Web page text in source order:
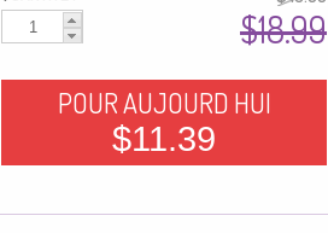
$18.99
POUR AUJOURD HUI
$11.39